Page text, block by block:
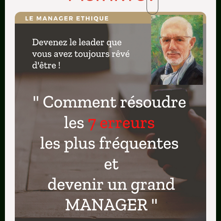
de stocker sur le cloud ,ou surevernote
application formidable sur smartphones
vous pouvez envisager même l’achat
d’unscanner compatible evernote, c’est
génial et cela vous aidera à vider le
je jette aussi tous les vieux stylos usagés
par contre je garde et range dans une
bannette les papiers pouvant servir de
brouillons
je vérifie que mes cartouches encres
sont recyclables et écologiques
je recycle tous les câbles, périphériques
et CD d’installations obsolètes ou abimés
Garage – cave